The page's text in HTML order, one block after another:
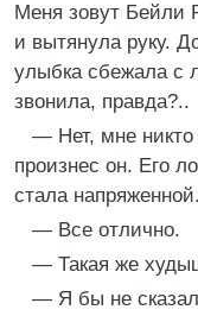
Меня зовут Бейли
и вытянула руку.
улыбка сбежала с
звонила, правда?..
— Нет, мне никто
произнес он. Его
стала
— Все отлично.
— Такая же
— Я бы не